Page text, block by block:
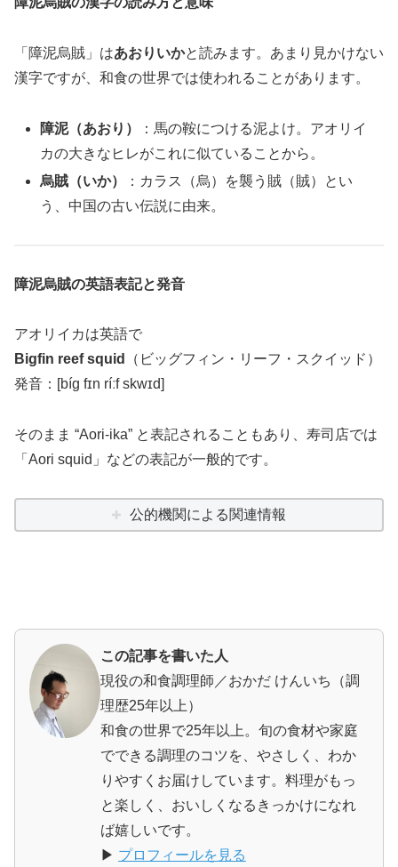
「障泥烏賊」はあおりいかと読みます。あまり見かけない
漢字ですが、和食の世界では使われることがあります。
障泥（あおり）
：馬の鞍につける泥よけ。アオリイ
カの大きなヒレがこれに似ていることから。
烏賊（いか）
：カラス（烏）を襲う賊（賊）とい
う、中国の古い伝説に由来。
障泥烏賊の英語表記と発音
アオリイカは英語で
Bigfin reef squid
（ビッグフィン・リーフ・スクイッド）
発音：[bíg fɪn ríːf skwɪd]
そのまま “Aori-ika” と表記されることもあり、寿司店では
「Aori squid」などの表記が一般的です。
公的機関による関連情報
この記事を書いた人
現役の和食調理師／おかだ けんいち（調
理歴25年以上）
和食の世界で25年以上。旬の食材や家庭
でできる調理のコツを、やさしく、わか
りやすくお届けしています。料理がもっ
と楽しく、おいしくなるきっかけになれ
ば嬉しいです。
▶ プロフィールを見る